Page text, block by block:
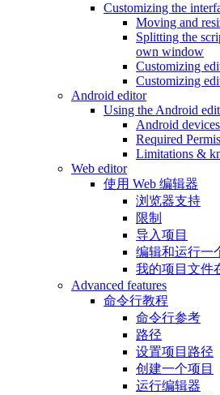
Customizing the
Moving and
Splitting the
own window
Customizing
Customizing
Android editor
Using the Android
Android
Required
Limitations &
Web editor
使用 Web 编辑器
浏览器支持
限制
导入项目
编辑和运行一
我的项目文件
Advanced features
命令行教程
命令行参考
路径
设置项目路径
创建一个项目
运行编辑器